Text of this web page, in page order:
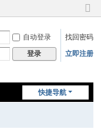
切
到
窄
自动登录
找回密码
登录 立即注册
快捷导航